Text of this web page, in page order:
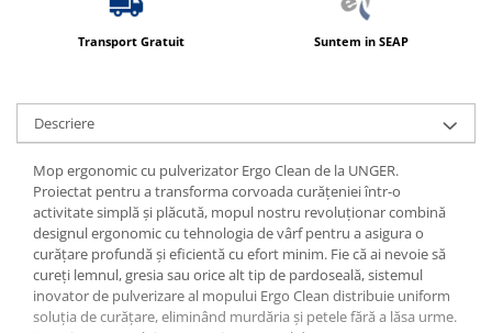
Cearceaf hartie & cearceaf hartie
Hartie igienica
Pungi igienice
Role prosop hartie
Servetele masa & faciale
Odorizante profesionale
Aparate odorizante profesionale
Odorizant toalera, wc
Transport Gratuit Suntem in SEAP
Descriere
Mop ergonomic cu pulverizator Ergo Clean de la UNGER.
Proiectat pentru a transforma corvoada curățeniei într-o
activitate simplă și plăcută, mopul nostru revoluționar combină
designul ergonomic cu tehnologia de vârf pentru a asigura o
curățare profundă și eficientă cu efort minim. Fie că ai nevoie să
cureți lemnul, gresia sau orice alt tip de pardoseală, sistemul
inovator de pulverizare al mopului Ergo Clean distribuie uniform
soluția de curățare, eliminând murdăria și petele fără a lăsa urme.